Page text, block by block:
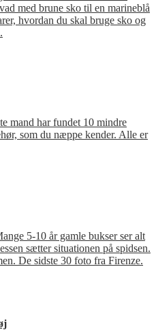
med brune sko til en marineblå
hvordan du skal bruge sko og
mand har fundet 10 mindre
som du næppe kender. Alle er
5-10 år gamle bukser ser alt
sætter situationen på spidsen.
De sidste 30 foto fra Firenze.